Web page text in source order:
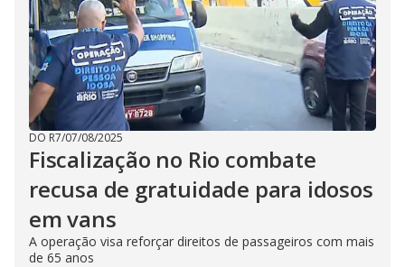
DO R7/07/08/2025
Fiscalização no Rio combate
recusa de gratuidade para idosos
em vans
A operação visa reforçar direitos de passageiros com mais
de 65 anos